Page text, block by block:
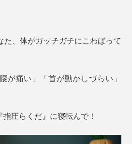
た、体がガッチガチにこわばって
が痛い」「首が動かしづらい」
圧らくだ』に寝転んで！